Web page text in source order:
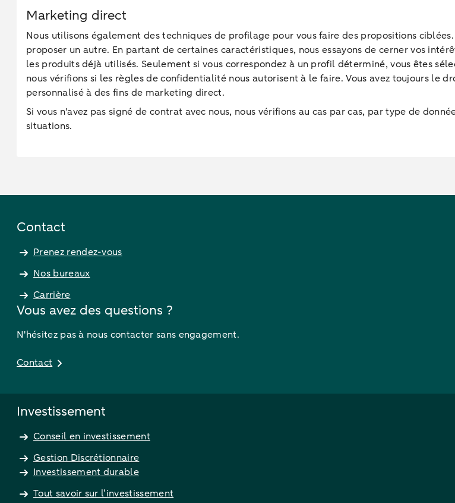
Marketing direct
Nous utilisons également des techniques de profilage pour vous faire des propositions
proposer un autre. En partant de certaines caractéristiques, nous essayons de cerner vos
les produits déjà utilisés. Seulement si vous correspondez à un profil déterminé, vous êtes
nous vérifions si les règles de confidentialité nous autorisent à le faire. Vous avez toujours le
personnalisé à des fins de marketing direct.
Si vous n'avez pas signé de contrat avec nous, nous vérifions au cas par cas, par type de
situations.
Contact
Prenez rendez-vous
Nos bureaux
Carrière
Vous avez des questions ?
N'hésitez pas à nous contacter sans engagement.
Contact
Investissement
Conseil en investissement
Gestion Discrétionnaire
Investissement durable
Tout savoir sur l’investissement